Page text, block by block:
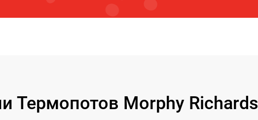
Термопотов Morphy Richards